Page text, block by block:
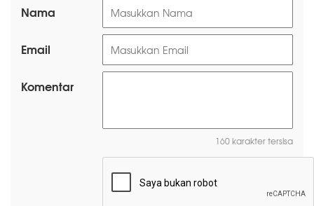
Nama
Email
Komentar
160 karakter tersisa